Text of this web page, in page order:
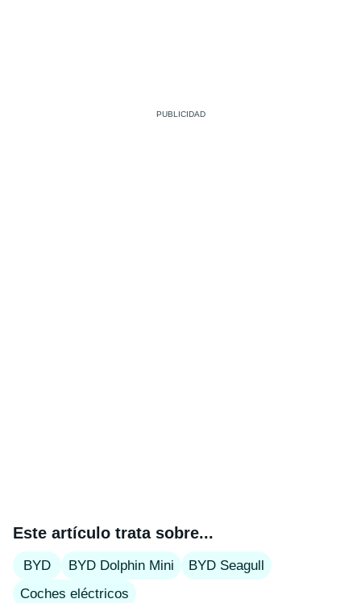
Este artículo trata sobre...
BYD BYD Dolphin Mini
BYD Seagull
Coches eléctricos